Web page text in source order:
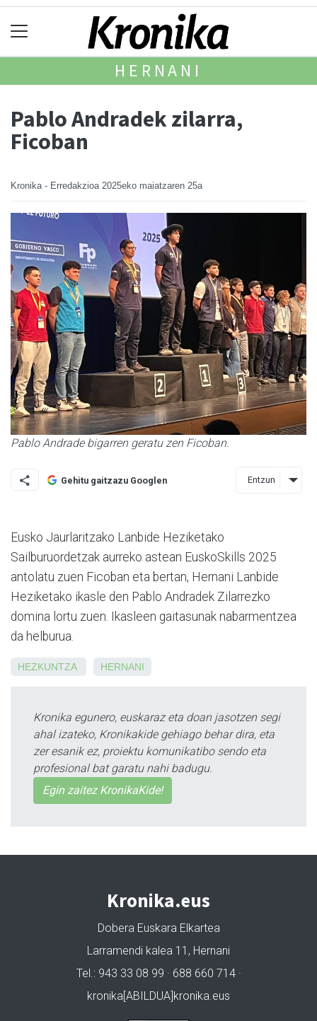
HERNANI
Pablo Andradek zilarra,
Ficoban
Kronika - Erredakzioa 2025eko maiatzaren 25a
Pablo Andrade bigarren geratu zen Ficoban.
Gehitu gaitzazu Googlen Entzun
Eusko Jaurlaritzako Lanbide Heziketako
Sailburuordetzak aurreko astean EuskoSkills 2025
antolatu zuen Ficoban eta bertan, Hernani Lanbide
Heziketako ikasle den Pablo Andradek Zilarrezko
domina lortu zuen. Ikasleen gaitasunak nabarmentzea
da helburua.
HEZKUNTZA HERNANI
Kronika egunero, euskaraz eta doan jasotzen segi
ahal izateko, Kronikakide gehiago behar dira, eta
zer esanik ez, proiektu komunikatibo sendo eta
profesional bat garatu nahi badugu.
Egin zaitez KronikaKide!
Kronika.eus
Dobera Euskara Elkartea
Larramendi kalea 11, Hernani
Tel.: 943 33 08 99 · 688 660 714 ·
kronika[ABILDUA]kronika.eus